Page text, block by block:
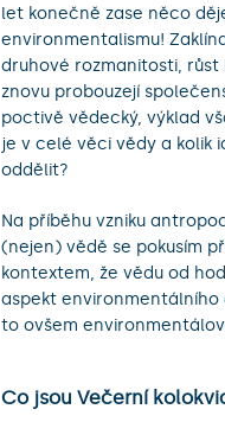
let konečně zase něco
environmentalismu!
druhové rozmanitosti,
znovu probouzejí
poctivě vědecký, výklad
je v celé věci vědy a kolik
oddělit?
Na příběhu vzniku
(nejen) vědě se pokusím
kontextem, že vědu od
aspekt environmentálního
to ovšem
Co jsou Večerní